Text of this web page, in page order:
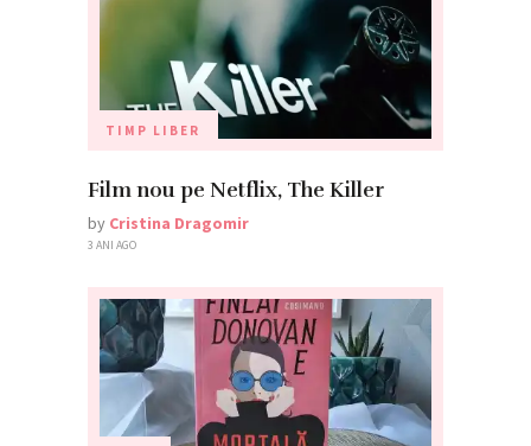
TIMP LIBER
Film nou pe Netflix, The Killer
by Cristina Dragomir
3 ANI AGO